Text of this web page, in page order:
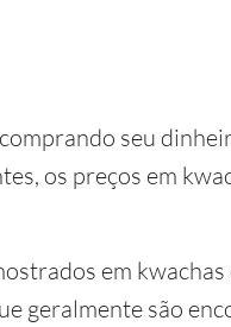
seu
os preços em
em
geralmente são